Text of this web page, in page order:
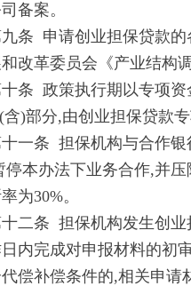
备案。
申请创业担保贷款的各
改革委员会《产业结构
政策执行期以专项资金
含)部分,由创业担保贷款
条 担保机构与合作银行
停本办法下业务合作,并
为30%。
条 担保机构发生创业担
内完成对申报材料的初
偿补偿条件的,相关申请